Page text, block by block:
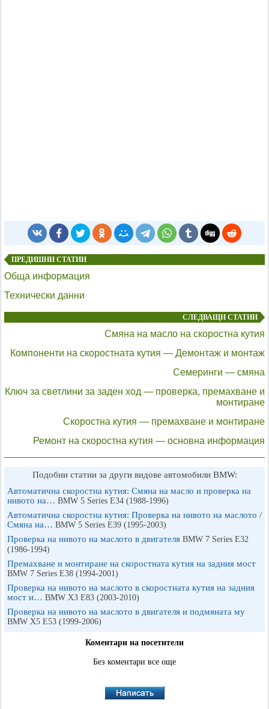
ПРЕДИШНИ СТАТИИ
Обща информация
Технически данни
СЛЕДВАЩИ СТАТИИ
Смяна на масло на скоростна кутия
Компоненти на скоростната кутия — Демонтаж и монтаж
Семеринги — смяна
Ключ за светлини за заден ход — проверка, премахване и
монтиране
Скоростна кутия — премахване и монтиране
Ремонт на скоростна кутия — основна информация
Подобни статии за други видове автомобили BMW:
Автоматична скоростна кутия: Смяна на масло и проверка на
нивото на… BMW 5 Series E34 (1988-1996)
Автоматична скоростна кутия: Проверка на нивото на маслото /
Смяна на… BMW 5 Series E39 (1995-2003)
Проверка на нивото на маслото в двигателя BMW 7 Series E32
(1986-1994)
Премахване и монтиране на скоростната кутия на задния мост
BMW 7 Series E38 (1994-2001)
Проверка на нивото на маслото в скоростната кутия на задния
мост и… BMW X3 Е83 (2003-2010)
Проверка на нивото на маслото в двигателя и подмяната му
BMW X5 E53 (1999-2006)
Коментари на посетители
Без коментари все още